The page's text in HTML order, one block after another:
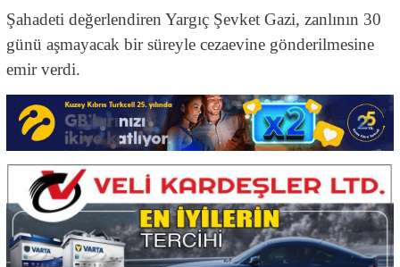
Şahadeti değerlendiren Yargıç Şevket Gazi, zanlının 30
günü aşmayacak bir süreyle cezaevine gönderilmesine
emir verdi.